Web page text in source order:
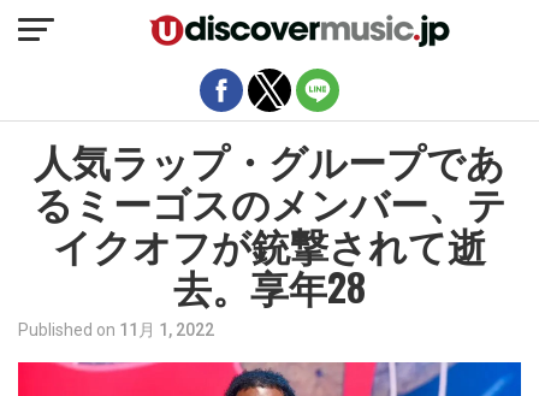
人気ラップ・グループであ
るミーゴスのメンバー、テ
イクオフが銃撃されて逝
去。享年28
Published on 11月 1, 2022
モバイルバージョンを終了